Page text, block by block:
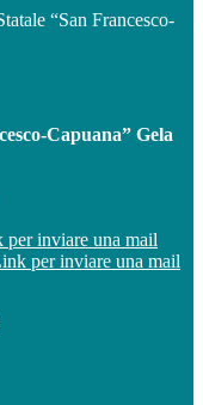
“San Francesco-
Capuana” Gela
per inviare una mail
per inviare una mail